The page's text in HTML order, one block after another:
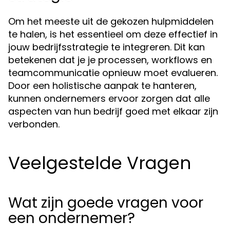
Om het meeste uit de gekozen hulpmiddelen
te halen, is het essentieel om deze effectief in
jouw bedrijfsstrategie te integreren. Dit kan
betekenen dat je je processen, workflows en
teamcommunicatie opnieuw moet evalueren.
Door een holistische aanpak te hanteren,
kunnen ondernemers ervoor zorgen dat alle
aspecten van hun bedrijf goed met elkaar zijn
verbonden.
Veelgestelde Vragen
Wat zijn goede vragen voor
een ondernemer?